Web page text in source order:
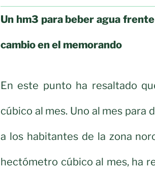
Un hm3 para beber agua
cambio en el memorando
En este punto ha resaltado
cúbico al mes. Uno al mes para
a los habitantes de la zona
hectómetro cúbico al mes, ha